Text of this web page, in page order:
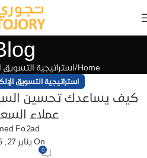
Home استراتيجية التسويق
استراتيجية التسويق
كيف يساعدك تحسين
عملاء
Fo2ad
On يناير 27, 2025
0